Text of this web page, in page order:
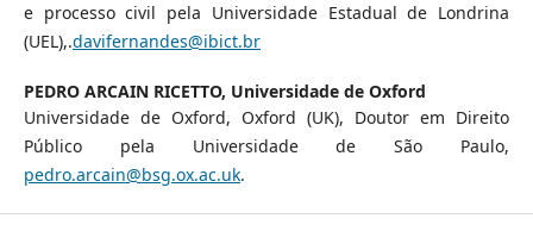
e processo civil pela Universidade Estadual de Londrina
(UEL),.davifernandes@ibict.br
PEDRO ARCAIN RICETTO, Universidade de Oxford
Universidade de Oxford, Oxford (UK), Doutor em Direito
Público pela Universidade de São Paulo,
pedro.arcain@bsg.ox.ac.uk.